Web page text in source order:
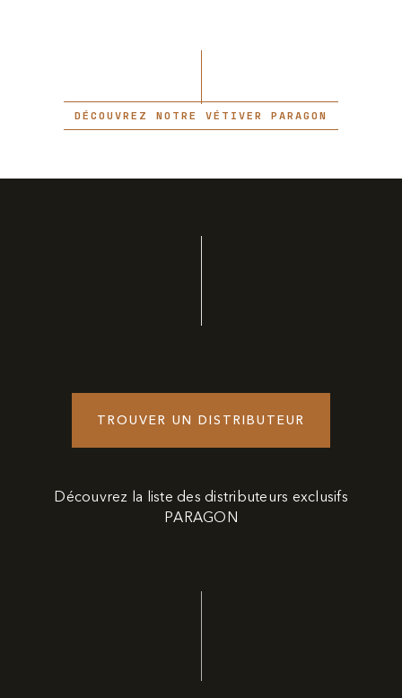
DÉCOUVREZ NOTRE VÉTIVER PARAGON
TROUVER UN DISTRIBUTEUR
Découvrez la liste des distributeurs exclusifs
PARAGON